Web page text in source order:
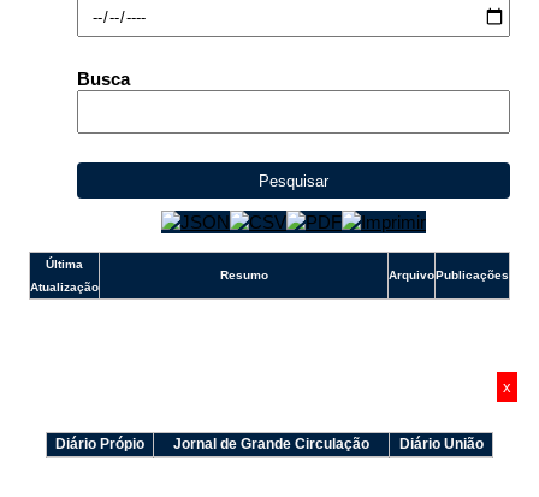
e-SIC
Busca
Pesquisar
Última
Atualização
Resumo Arquivo Publicações
x
Diário Própio Jornal de Grande Circulação Diário União